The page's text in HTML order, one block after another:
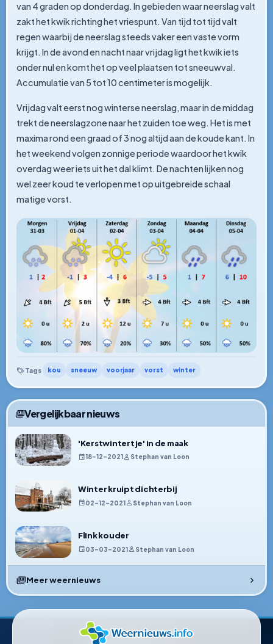
van 4 graden op donderdag. In gebieden waar neerslag valt
zakt het kwik richting het vriespunt. Van tijd tot tijd valt
regen waarbij de neerslag steeds vaker een vaste vorm
krijgt. In de avond en nacht naar vrijdag ligt het kwik iets
onder nul en komt het op veel plaatsen tot sneeuwval.
Accumulatie van 5 tot 10 centimeter is mogelijk.
Vrijdag valt eerst nog winterse neerslag, maar in de middag
trekt de neerslagzone naar het zuiden toe weg. Het is met
maxima rond een graad of 3 nog altijd aan de koude kant. In
het weekend volgen zonnige periode waardoor het kwik
overdag weer iets uit het dal klimt. De nachten lijken nog
wel zeer koud te verlopen met op uitgebreide schaal
matige vorst.
Tags kou sneeuw voorjaar vorst winter
Vergelijkbaar nieuws
'Kerstwintertje' in de maak
18–12–2021 Stephan van Loon
Winter kruipt dichterbij
02–12–2021 Stephan van Loon
Flink kouder
03–03–2021 Stephan van Loon
Meer weernieuws
Weernieuws.info